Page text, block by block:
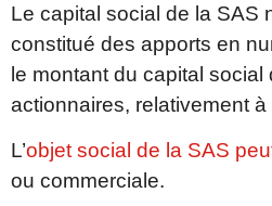
Le capital social de la SAS
constitué des apports en
le montant du capital
actionnaires, relativement
L’objet social de la SAS
ou commerciale.